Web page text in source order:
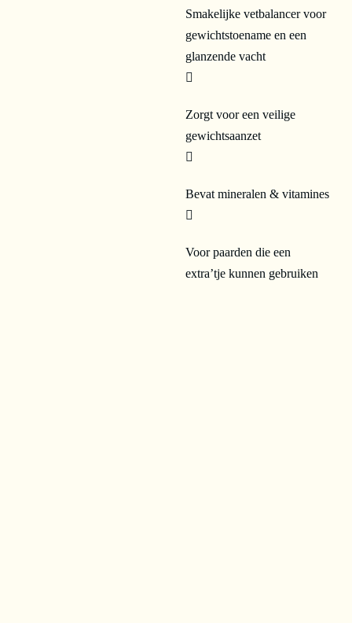
Smakelijke vetbalancer voor
gewichtstoename en een
glanzende vacht
Zorgt voor een veilige
gewichtsaanzet
Bevat mineralen & vitamines
Voor paarden die een
extra’tje kunnen gebruiken